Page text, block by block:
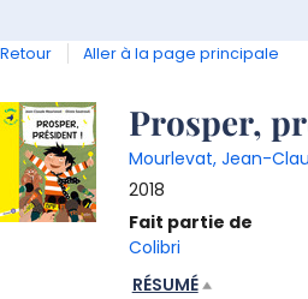
Retour Aller à la page principale
Détail
document
Prosper,
Mourlevat, Jean-
2018
Fait partie de
Colibri
RÉSUMÉ